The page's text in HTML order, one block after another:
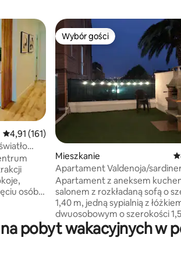
Średnia ocena: 4,91 na 5, liczba recenzji: 161
4,91 (161)
osób,
i winda.
we
Wybór gości
Wybór gości
Mieszkanie
Apartament Valdenoja/
dużym tarasem.
Apartament z aneksem
salonem z rozkładaną sofą o
1,40 m, jedną sypialnią z
dwuosobowym o szerokości
łazienką z toaletą i
tarasy, jeden z grillem, stołem
pobyt wakacyjnych w